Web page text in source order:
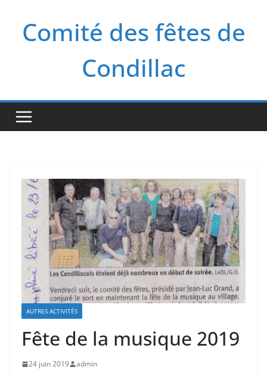
contenuComité des fêtes de
Condillac
AUTRES ACTIVITÉS
Fête de la musique 2019
24 juin 2019 admin